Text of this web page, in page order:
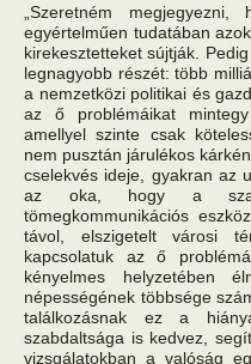
„Szeretném
egyértelműen tudatában
kirekesztetteket sújtják.
legnagyobb részét: több
a nemzetközi politikai és
az ő problémáikat
amellyel szinte csak
nem pusztán járulékos
cselekvés ideje, gyakran az
az oka, hogy a
tömegkommunikációs
távol, elszigetelt városi
kapcsolatuk az ő
kényelmes helyzetében
népességének többsége
találkozásnak ez a
szabdaltsága is kedvez,
vizsgálatokban a valóság